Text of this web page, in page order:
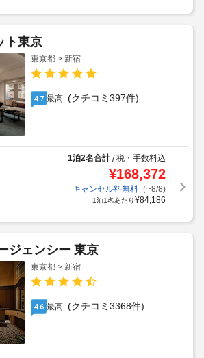
ト東京
東京都 > 新宿
4.7 最高 (クチコミ397件)
1泊2名合計/税・手数料込
¥168,372
キャンセル料無料（~8/8)
1泊1名あたり¥84,186
ジェンシー 東京
東京都 > 新宿
4.6 最高 (クチコミ3368件)